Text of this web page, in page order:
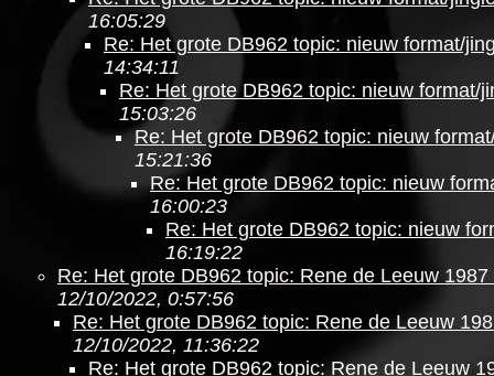
16:05:29
Re: Het grote DB962 topic: nieuw format/
14:34:11
Re: Het grote DB962 topic: nieuw format/
15:03:26
Re: Het grote DB962 topic: nieuw
15:21:36
Re: Het grote DB962 topic: nieuw
16:00:23
Re: Het grote DB962 topic: nieuw
16:19:22
Re: Het grote DB962 topic: Rene de Leeuw
12/10/2022, 0:57:56
Re: Het grote DB962 topic: Rene de Leeuw
12/10/2022, 11:36:22
Re: Het grote DB962 topic: Rene de Leeuw